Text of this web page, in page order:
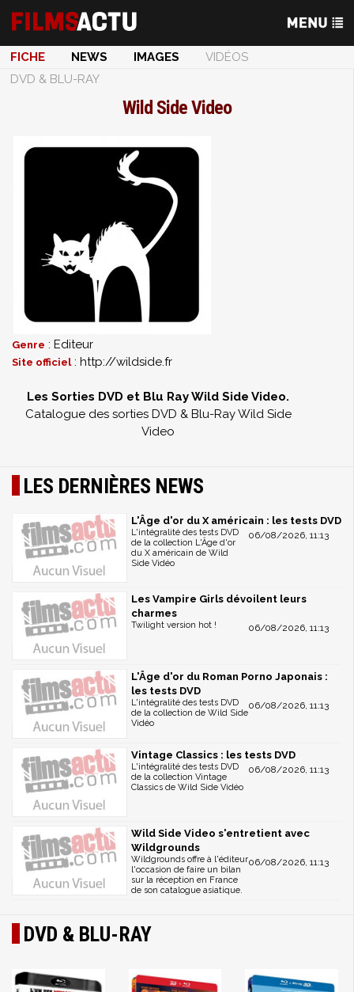
FICHE NEWS IMAGES
VIDÉOS
DVD & BLU-RAY
Wild Side Video
Genre : Editeur
Site officiel: http://wildside.fr
Les Sorties DVD et Blu Ray Wild Side Video.
Catalogue des sorties DVD & Blu-Ray Wild Side
Video
LES DERNIÈRES NEWS
L'Âge d'or du X américain : les tests DVD
06/08/2026, 11:13
L'intégralité des tests DVD
de la collection L'Âge d'or
du X américain de Wild
Side Vidéo
Les Vampire Girls dévoilent leurs
charmes
06/08/2026, 11:13
Twilight version hot !
L'Âge d'or du Roman Porno Japonais :
les tests DVD
06/08/2026, 11:13
L'intégralité des tests DVD
de la collection de Wild Side
Vidéo
Vintage Classics : les tests DVD
06/08/2026, 11:13
L'intégralité des tests DVD
de la collection Vintage
Classics de Wild Side Vidéo
Wild Side Video s'entretient avec
Wildgrounds
06/08/2026, 11:13
Wildgrounds offre à l'éditeur
l'occasion de faire un bilan
sur la réception en France
de son catalogue asiatique.
DVD & BLU-RAY